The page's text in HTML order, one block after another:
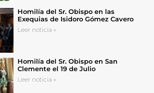
Homilía del Sr. Obispo en las
Exequias de Isidoro Gómez Cavero
Leer noticia »
Homilía del Sr. Obispo en San
Clemente el 19 de Julio
Leer noticia »